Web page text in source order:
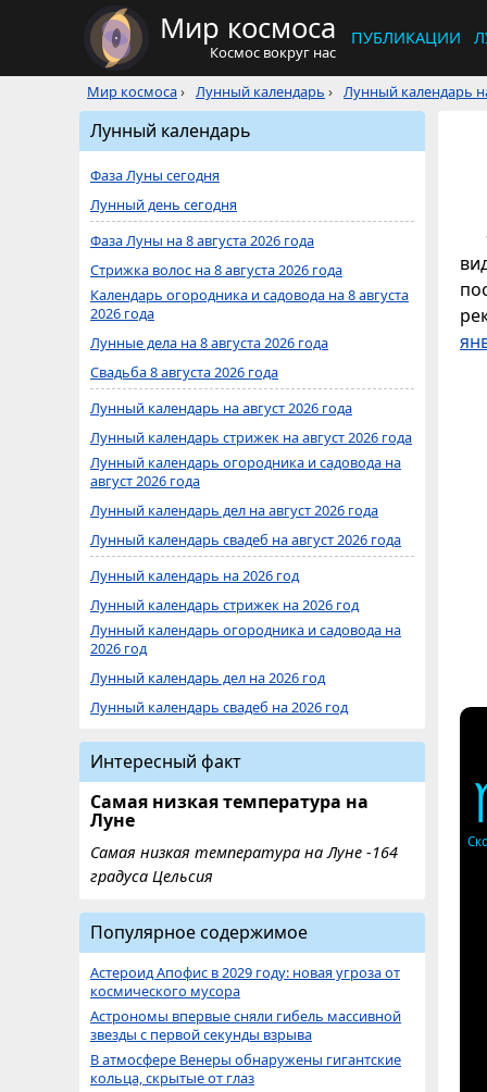
Мир космоса
Космос вокруг нас
ПУБЛИКАЦИИ
Мир космоса› Лунный календарь › Лунный календарь
Лунный календарь
Фаза Луны сегодня
Лунный день сегодня
Фаза Луны на 8 августа 2026 года
Стрижка волос на 8 августа 2026 года
Календарь огородника и садовода на 8 августа
2026 года
Лунные дела на 8 августа 2026 года
Свадьба 8 августа 2026 года
Лунный календарь на август 2026 года
Лунный календарь стрижек на август 2026 года
Лунный календарь огородника и садовода на
август 2026 года
Лунный календарь дел на август 2026 года
Лунный календарь свадеб на август 2026 года
Лунный календарь на 2026 год
Лунный календарь стрижек на 2026 год
Лунный календарь огородника и садовода на
2026 год
Лунный календарь дел на 2026 год
Лунный календарь свадеб на 2026 год
Интересный факт
Самая низкая температура на
Луне
Самая низкая температура на Луне -164
градуса Цельсия
Популярное содержимое
Астероид Апофис в 2029 году: новая угроза от
космического мусора
Астрономы впервые сняли гибель массивной
звезды с первой секунды взрыва
В атмосфере Венеры обнаружены гигантские
кольца, скрытые от глаз